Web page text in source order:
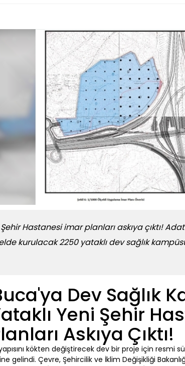
Hastanesi imar planları askıya çıktı!
kurulacak 2250 yataklı dev sağlık
Dev Sağlık
Yeni Şehir
Askıya Çıktı!
kökten değiştirecek dev bir proje için resmi
gelindi. Çevre, Şehircilik ve İklim Değişikliği